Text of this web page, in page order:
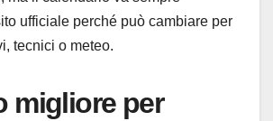
ufficiale perché può cambiare per
tecnici o meteo.
migliore per